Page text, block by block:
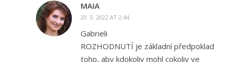
MAIA
29. 5. 2022 AT 2:44
Gabrieli
ROZHODNUTÍ je základní předpoklad
toho, aby kdokoliv mohl cokoliv ve